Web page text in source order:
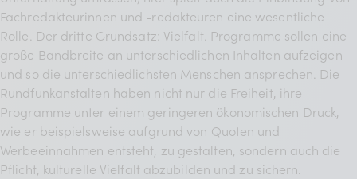
Fachredakteurinnen und -redakteuren eine wesentliche
Rolle. Der dritte Grundsatz: Vielfalt. Programme sollen eine
große Bandbreite an unterschiedlichen Inhalten aufzeigen
und so die unterschiedlichsten Menschen ansprechen. Die
Rundfunkanstalten haben nicht nur die Freiheit, ihre
Programme unter einem geringeren ökonomischen Druck,
wie er beispielsweise aufgrund von Quoten und
Werbeeinnahmen entsteht, zu gestalten, sondern auch die
Pflicht, kulturelle Vielfalt abzubilden und zu sichern.